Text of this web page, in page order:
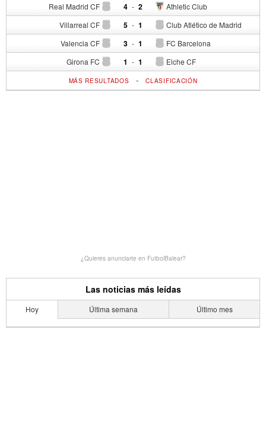
Real Madrid CF 4 - Athletic Club
2
Villarreal CF 5 - Club Atlético de Madrid
1
Valencia CF 3 - FC Barcelona
1
Girona FC 1 - Elche CF
1
MÁS RESULTADOS -CLASIFICACIÓN
¿Quieres anunciarte en FutbolBalear?
Las noticias más leídas
Hoy Última semana Último mes